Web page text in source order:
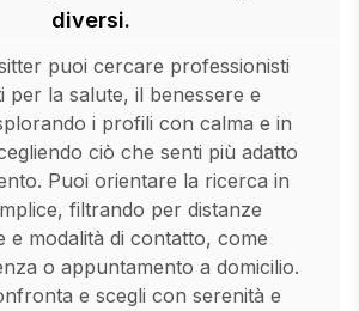
diversi.
puoi cercare professionisti
per la salute, il benessere e
i profili con calma e in
ciò che senti più adatto
Puoi orientare la ricerca in
filtrando per distanze
e modalità di contatto, come
o appuntamento a domicilio.
e scegli con serenità e